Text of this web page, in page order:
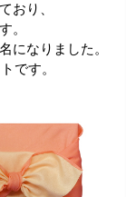
おり、
。
になりました。
です。